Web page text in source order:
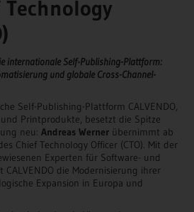
internationale Self-Publishing-Plattform:
und globale Cross-Channel-
Self-Publishing-Plattform CALVENDO,
Printprodukte, besetzt die Spitze
neu: Andreas Werner übernimmt ab
Chief Technology Officer (CTO). Mit der
Experten für Software- und
die Modernisierung ihrer
Expansion in Europa und